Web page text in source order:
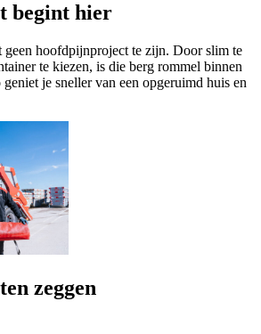
begint hier
hoofdpijnproject te zijn. Door slim te
te kiezen, is die berg rommel binnen
je sneller van een opgeruimd huis en
zeggen